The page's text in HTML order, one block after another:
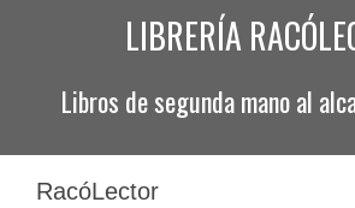
LIBRERÍA
Libros de segunda mano al
RacóLector